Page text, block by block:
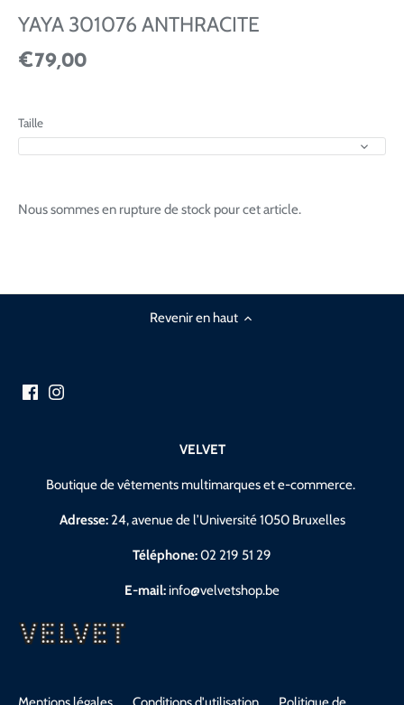
YAYA 301076 ANTHRACITE
€79,00
Taille
Nous sommes en rupture de stock pour cet article.
Revenir en haut
VELVET
Boutique de vêtements multimarques et e-commerce.
Adresse:24, avenue de l’Université 1050 Bruxelles
Téléphone:02 219 51 29
E-mail: info@velvetshop.be